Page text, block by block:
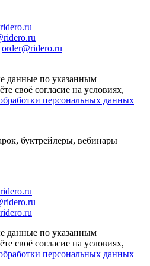
order@ridero.ru
данные по указанным
своё согласие на условиях,
персональных данных
буктрейлеры, вебинары
данные по указанным
своё согласие на условиях,
персональных данных